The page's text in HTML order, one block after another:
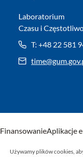
Laboratorium
Czasu i
T: +48 22 581
FinansowanieAplikacje
Mapa serwisu
Używamy plików cookies,